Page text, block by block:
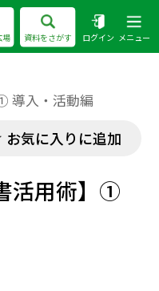
場 資料をさがす ログイン メニュー
導入・活動編
お気に入りに追加
活用術】①